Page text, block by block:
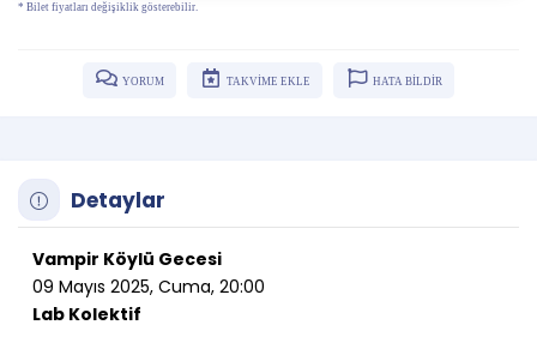
* Bilet fiyatları değişiklik gösterebilir.
YORUM TAKVİME EKLE HATA BİLDİR
Detaylar
Vampir Köylü Gecesi
09 Mayıs 2025, Cuma, 20:00
Lab Kolektif